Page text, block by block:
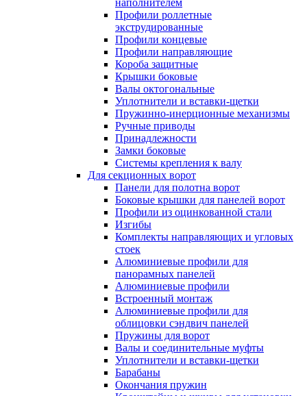
наполнителем
Профили роллетные
экструдированные
Профили концевые
Профили направляющие
Короба защитные
Крышки боковые
Валы октогональные
Уплотнители и вставки-щетки
Пружинно-инерционные механизмы
Ручные приводы
Принадлежности
Замки боковые
Системы крепления к валу
Для секционных ворот
Панели для полотна ворот
Боковые крышки для панелей ворот
Профили из оцинкованной стали
Изгибы
Комплекты направляющих и угловых
стоек
Алюминиевые профили для
панорамных панелей
Алюминиевые профили
Встроенный монтаж
Алюминиевые профили для
облицовки сэндвич панелей
Пружины для ворот
Валы и соединительные муфты
Уплотнители и вставки-щетки
Барабаны
Окончания пружин